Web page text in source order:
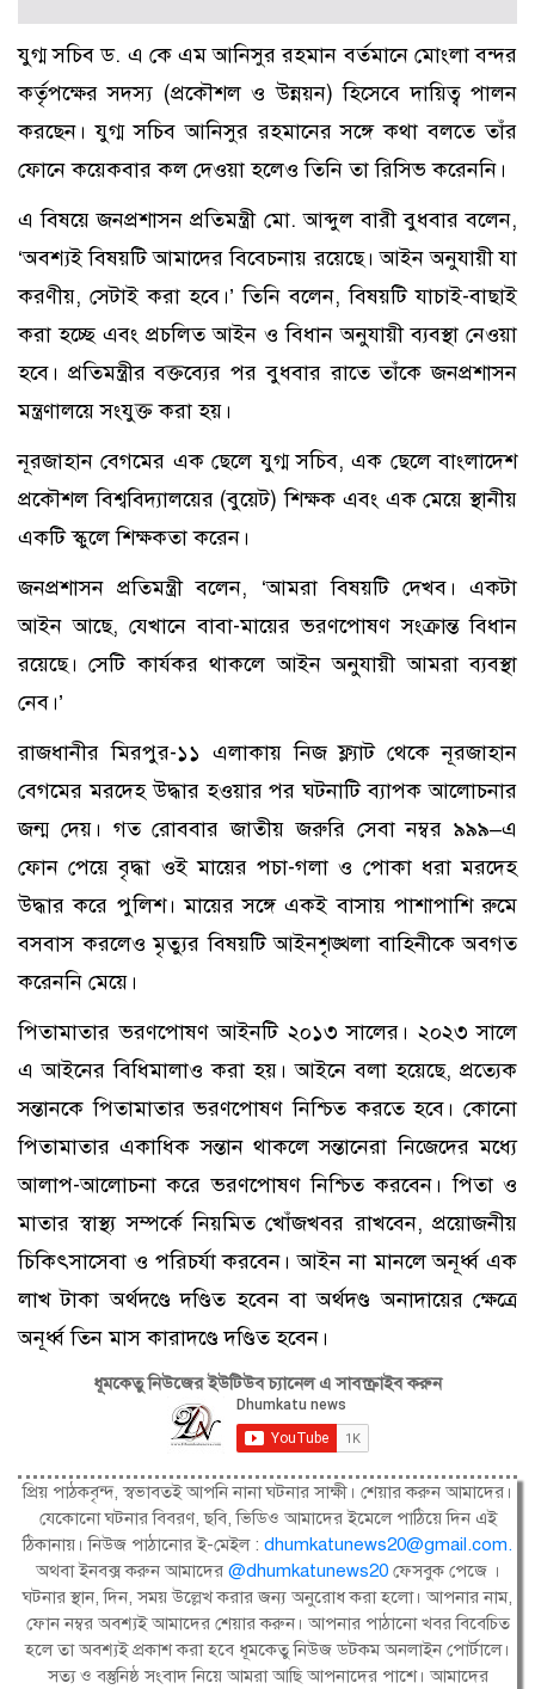
যুগ্ম সচিব ড. এ কে এম আনিসুর রহমান বর্তমানে মোংলা বন্দর
কর্তৃপক্ষের সদস্য (প্রকৌশল ও উন্নয়ন) হিসেবে দায়িত্ব পালন
করছেন। যুগ্ম সচিব আনিসুর রহমানের সঙ্গে কথা বলতে তাঁর
ফোনে কয়েকবার কল দেওয়া হলেও তিনি তা রিসিভ করেননি।
এ বিষয়ে জনপ্রশাসন প্রতিমন্ত্রী মো. আব্দুল বারী বুধবার বলেন,
‘অবশ্যই বিষয়টি আমাদের বিবেচনায় রয়েছে। আইন অনুযায়ী যা
করণীয়, সেটাই করা হবে।’ তিনি বলেন, বিষয়টি যাচাই-বাছাই
করা হচ্ছে এবং প্রচলিত আইন ও বিধান অনুযায়ী ব্যবস্থা নেওয়া
হবে। প্রতিমন্ত্রীর বক্তব্যের পর বুধবার রাতে তাঁকে জনপ্রশাসন
মন্ত্রণালয়ে সংযুক্ত করা হয়।
নূরজাহান বেগমের এক ছেলে যুগ্ম সচিব, এক ছেলে বাংলাদেশ
প্রকৌশল বিশ্ববিদ্যালয়ের (বুয়েট) শিক্ষক এবং এক মেয়ে স্থানীয়
একটি স্কুলে শিক্ষকতা করেন।
জনপ্রশাসন প্রতিমন্ত্রী বলেন, ‘আমরা বিষয়টি দেখব। একটা
আইন আছে, যেখানে বাবা-মায়ের ভরণপোষণ সংক্রান্ত বিধান
রয়েছে। সেটি কার্যকর থাকলে আইন অনুযায়ী আমরা ব্যবস্থা
নেব।’
রাজধানীর মিরপুর-১১ এলাকায় নিজ ফ্ল্যাট থেকে নূরজাহান
বেগমের মরদেহ উদ্ধার হওয়ার পর ঘটনাটি ব্যাপক আলোচনার
জন্ম দেয়। গত রোববার জাতীয় জরুরি সেবা নম্বর ৯৯৯–এ
ফোন পেয়ে বৃদ্ধা ওই মায়ের পচা-গলা ও পোকা ধরা মরদেহ
উদ্ধার করে পুলিশ। মায়ের সঙ্গে একই বাসায় পাশাপাশি রুমে
বসবাস করলেও মৃত্যুর বিষয়টি আইনশৃঙ্খলা বাহিনীকে অবগত
করেননি মেয়ে।
পিতামাতার ভরণপোষণ আইনটি ২০১৩ সালের। ২০২৩ সালে
এ আইনের বিধিমালাও করা হয়। আইনে বলা হয়েছে, প্রত্যেক
সন্তানকে পিতামাতার ভরণপোষণ নিশ্চিত করতে হবে। কোনো
পিতামাতার একাধিক সন্তান থাকলে সন্তানেরা নিজেদের মধ্যে
আলাপ-আলোচনা করে ভরণপোষণ নিশ্চিত করবেন। পিতা ও
মাতার স্বাস্থ্য সম্পর্কে নিয়মিত খোঁজখবর রাখবেন, প্রয়োজনীয়
চিকিৎসাসেবা ও পরিচর্যা করবেন। আইন না মানলে অনূর্ধ্ব এক
লাখ টাকা অর্থদণ্ডে দণ্ডিত হবেন বা অর্থদণ্ড অনাদায়ের ক্ষেত্রে
অনূর্ধ্ব তিন মাস কারাদণ্ডে দণ্ডিত হবেন।
ধূমকেতু নিউজের ইউটিউব চ্যানেল এ সাবস্ক্রাইব করুন
প্রিয় পাঠকবৃন্দ, স্বভাবতই আপনি নানা ঘটনার সাক্ষী। শেয়ার করুন আমাদের।
যেকোনো ঘটনার বিবরণ, ছবি, ভিডিও আমাদের ইমেলে পাঠিয়ে দিন এই
ঠিকানায়। নিউজ পাঠানোর ই-মেইল : dhumkatunews20@gmail.com.
অথবা ইনবক্স করুন আমাদের@dhumkatunews20 ফেসবুক পেজে ।
ঘটনার স্থান, দিন, সময় উল্লেখ করার জন্য অনুরোধ করা হলো। আপনার নাম,
ফোন নম্বর অবশ্যই আমাদের শেয়ার করুন। আপনার পাঠানো খবর বিবেচিত
হলে তা অবশ্যই প্রকাশ করা হবে ধূমকেতু নিউজ ডটকম অনলাইন পোর্টালে।
সত্য ও বস্তুনিষ্ঠ সংবাদ নিয়ে আমরা আছি আপনাদের পাশে। আমাদের